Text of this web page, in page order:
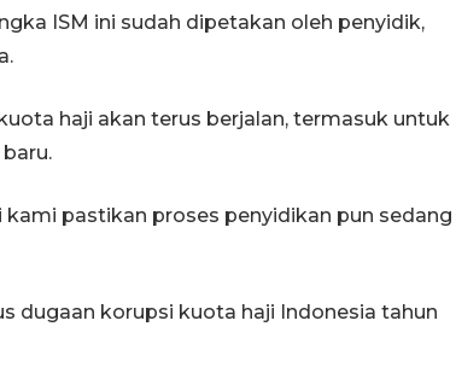
ISM ini sudah dipetakan oleh penyidik,
haji akan terus berjalan, termasuk untuk
pastikan proses penyidikan pun sedang
dugaan korupsi kuota haji Indonesia tahun